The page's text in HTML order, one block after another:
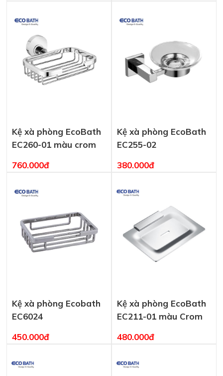
Kệ xà phòng EcoBath
EC260-01 màu crom
760.000đ
Kệ xà phòng EcoBath
EC255-02
380.000đ
Kệ xà phòng Ecobath
EC6024
450.000đ
Kệ xà phòng EcoBath
EC211-01 màu Crom
480.000đ